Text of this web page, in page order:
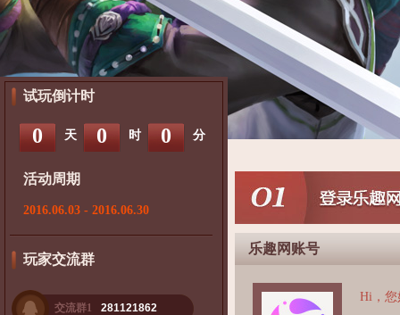
试玩倒计时
0 天 0 时 0 分
活动周期
2016.06.03 - 2016.06.30
玩家交流群
交流群1 281121862
乐趣网账号
Hi，您